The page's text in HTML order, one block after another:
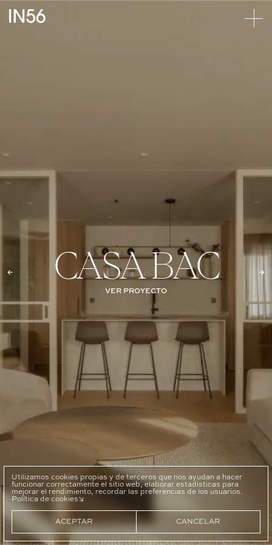
CASA BAC
VER PROYECTO
← →
Utilizamos cookies propias y de terceros que nos ayudan a hacer
funcionar correctamente el sitio web, elaborar estadísticas para
mejorar el rendimiento, recordar las preferencias de los usuarios.
Política de cookies
ACEPTAR CANCELAR